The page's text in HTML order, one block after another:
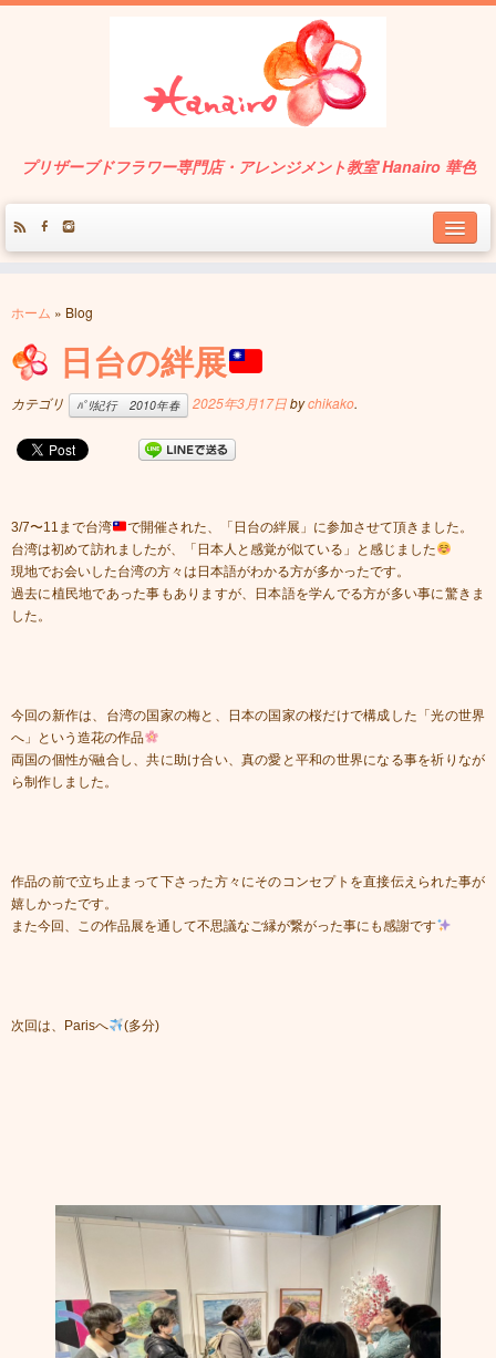
プリザーブドフラワー専門店・アレンジメント教室 Hanairo 華色
ホーム » Blog
日台の絆展
カテゴリ ﾊﾟﾘ紀行 2010年春 2025年3月17日bychikako.
3/7〜11まで台湾
で開催された、「日台の絆展」に参加させて頂きました。
台湾は初めて訪れましたが、「日本人と感覚が似ている」と感じました
現地でお会いした台湾の方々は日本語がわかる方が多かったです。
過去に植民地であった事もありますが、日本語を学んでる方が多い事に驚きま
した。
今回の新作は、台湾の国家の梅と、日本の国家の桜だけで構成した「光の世界
へ」という造花の作品
両国の個性が融合し、共に助け合い、真の愛と平和の世界になる事を祈りなが
ら制作しました。
作品の前で立ち止まって下さった方々にそのコンセプトを直接伝えられた事が
嬉しかったです。
また今回、この作品展を通して不思議なご縁が繋がった事にも感謝です
次回は、Parisへ (多分)